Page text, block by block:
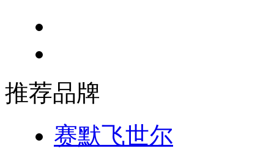
推荐品牌
赛默飞世尔